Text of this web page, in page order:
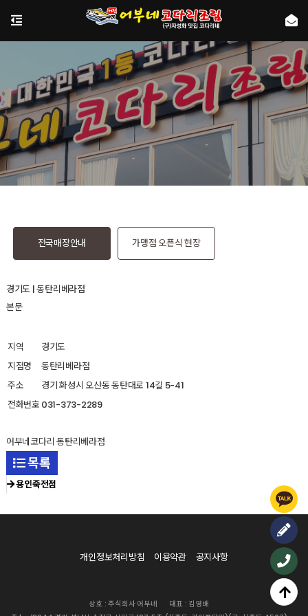
전국매장안내 가맹점 오픈식 현장
경기도 | 동탄리베라점
본문
지역
경기도
지점명
동탄리베라점
주소
경기 화성시 오산동 동탄대로 14길 5-41
전화번호 031-373-2289
어부네코다리 동탄리베라점
목록
용인죽전점
개인정보처리방침 이용약관 공지사항
상호 : 주식회사 어부네
대표 : 김영배